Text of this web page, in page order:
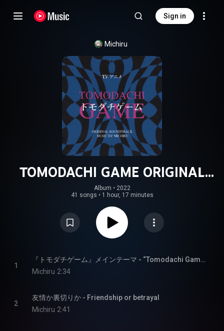
Sign in
Michiru
TOMODACHI GAME ORIGINAL
SOUNDTRACK
Album • 2022
41 songs • 1 hour, 17 minutes
1
『トモダチゲーム』メインテーマ - “Tomodachi Game” Main Theme
Michiru 2:34
2
友情か裏切りか - Friendship or betrayal
Michiru 2:41